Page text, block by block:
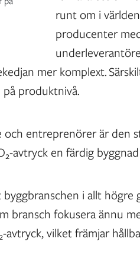
runt om i
producenter
mer komplext.
produktnivå.
och entreprenörer är den
2-avtryck en färdig
i allt högre
bransch fokusera ännu
-avtryck, vilket främjar